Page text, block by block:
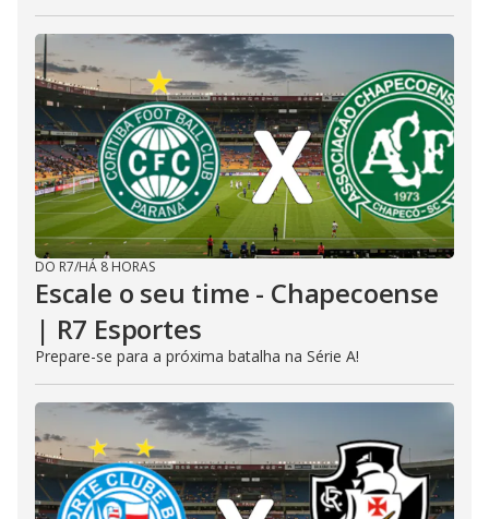
DO R7/HÁ 8 HORAS
Escale o seu time - Chapecoense
| R7 Esportes
Prepare-se para a próxima batalha na Série A!